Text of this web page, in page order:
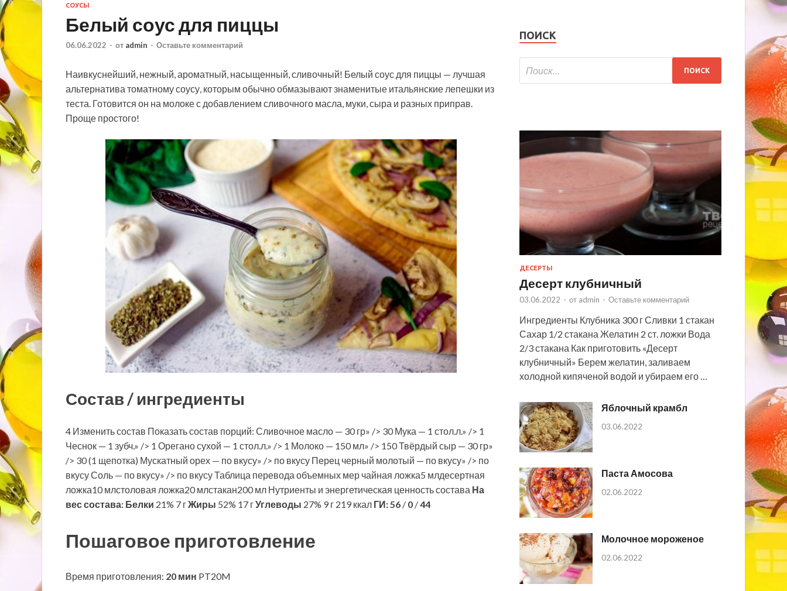
СОУСЫ
Белый соус для пиццы
06.06.2022 - от admin - Оставьте комментарий
Наивкуснейший, нежный, ароматный, насыщенный, сливочный! Белый соус для пиццы — лучшая
альтернатива томатному соусу, которым обычно обмазывают знаменитые итальянские лепешки из
теста. Готовится он на молоке с добавлением сливочного масла, муки, сыра и разных приправ.
Проще простого!
Состав / ингредиенты
4 Изменить состав Показать состав порций: Сливочное масло — 30 гр» /> 30 Мука — 1 стол.л.» /> 1
Чеснок — 1 зубч.» /> 1 Орегано сухой — 1 стол.л.» /> 1 Молоко — 150 мл» /> 150 Твёрдый сыр — 30 гр»
/> 30 (1 щепотка) Мускатный орех — по вкусу» /> по вкусу Перец черный молотый — по вкусу» /> по
вкусу Соль — по вкусу» /> по вкусу Таблица перевода объемных мер чайная ложка5 млдесертная
ложка10 млстоловая ложка20 млстакан200 мл Нутриенты и энергетическая ценность состава На
вес состава: Белки 21% 7 гЖиры 52% 17 гУглеводы 27% 9 г 219 ккал ГИ:56 / 0 /44
Пошаговое приготовление
Время приготовления: 20 мин PT20M
ПОИСК
ДЕСЕРТЫ
Десерт клубничный
03.06.2022 - от admin - Оставьте комментарий
Ингредиенты Клубника 300 г Сливки 1 стакан
Сахар 1/2 стакана Желатин 2 ст. ложки Вода
2/3 стакана Как приготовить «Десерт
клубничный» Берем желатин, заливаем
холодной кипяченой водой и убираем его …
Яблочный крамбл
03.06.2022
Паста Амосова
02.06.2022
Молочное мороженое
02.06.2022